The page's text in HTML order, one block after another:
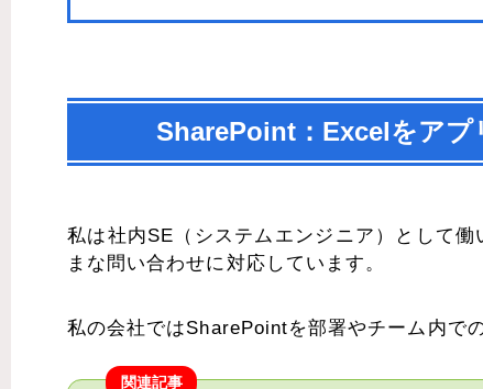
SharePoint：Excelをアプ
私は社内SE（システムエンジニア）として
まな問い合わせに対応しています。
私の会社ではSharePointを部署やチーム内で
関連記事